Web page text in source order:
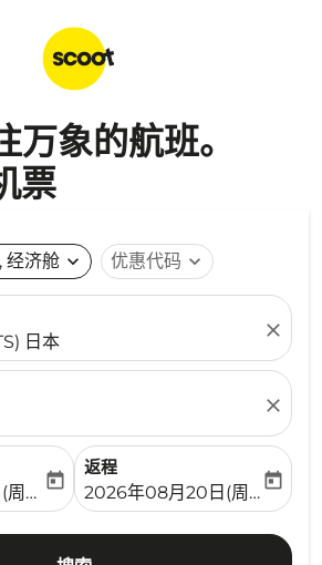
万象的航班。
票
经济舱 expand_more 优惠代码 expand_more
日本
close
close
date-aria-label
周四)
today
返程
fc-booking-return-date-
2026年08月20日(周四)
today